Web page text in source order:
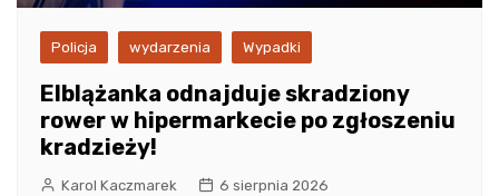
Policja wydarzenia Wypadki
Elblążanka odnajduje skradziony
rower w hipermarkecie po zgłoszeniu
kradzieży!
Karol Kaczmarek 6 sierpnia 2026